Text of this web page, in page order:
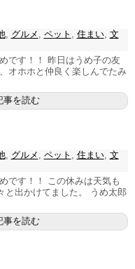
, グルメ ペット 住まい, 文
す！！ 昨日はうめ子の友
オホホと仲良く楽しんでたみ
事を読む
, グルメ ペット 住まい, 文
す！！ この休みは天気も
と出かけてました。 うめ太郎
事を読む